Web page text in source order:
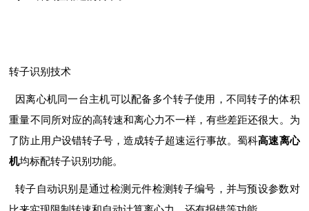
转子识别技术
因离心机同一台主机可以配备多个转子使用，不同转子的体积
重量不同所对应的高转速和离心力不一样，有些差距还很大。为
了防止用户设错转子号，造成转子超速运行事故。蜀科高速离心
机均标配转子识别功能。
转子自动识别是通过检测元件检测转子编号，并与预设参数对